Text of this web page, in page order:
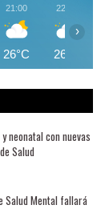
21:00
26°C
22:00
26°C
›
neonatal con nuevas
Salud
Salud Mental fallará